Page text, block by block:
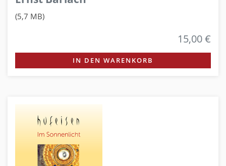
(5,7 MB)
15,00 €
IN DEN WARENKORB